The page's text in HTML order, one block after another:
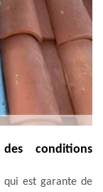
conditions
est garante de